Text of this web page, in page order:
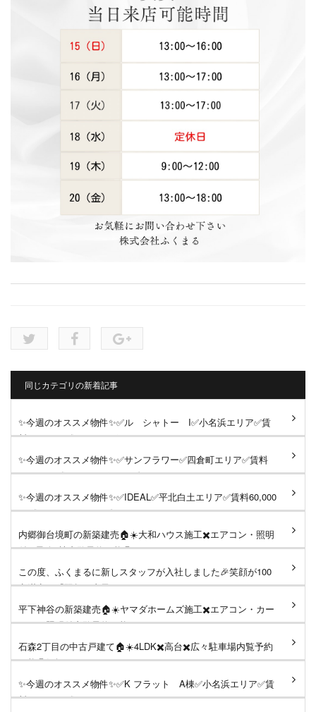
同じカテゴリの新着記事
✨今週のオススメ物件✨✅ル シャトー I✅小名浜エリア✅賃
料49,000円《おすすめポイント...
✨今週のオススメ物件✨✅サンフラワー✅四倉町エリア✅賃料
55,000円《おすすめポイント》✳...
✨今週のオススメ物件✨✅IDEAL✅平北白土エリア✅賃料60,000
円《おすすめポイント》✳️イン...
内郷御台境町の新築建売🏠☀️大和ハウス施工✖️エアコン・照明
付✖️最終1棟内覧予約可能🉑...
この度、ふくまるに新しスタッフが入社しました🎉笑顔が100
点満点の『羽賀万由子』さん...
平下神谷の新築建売🏠☀️ヤマダホームズ施工✖️エアコン・カー
テン・照明付内覧予約可能...
石森2丁目の中古戸建て🏠☀️4LDK✖️高台✖️広々駐車場内覧予約
可能🉑気軽にDM、コメントく...
✨今週のオススメ物件✨✅K フラット A棟✅小名浜エリア✅賃
料53,500円《おすすめポイント...